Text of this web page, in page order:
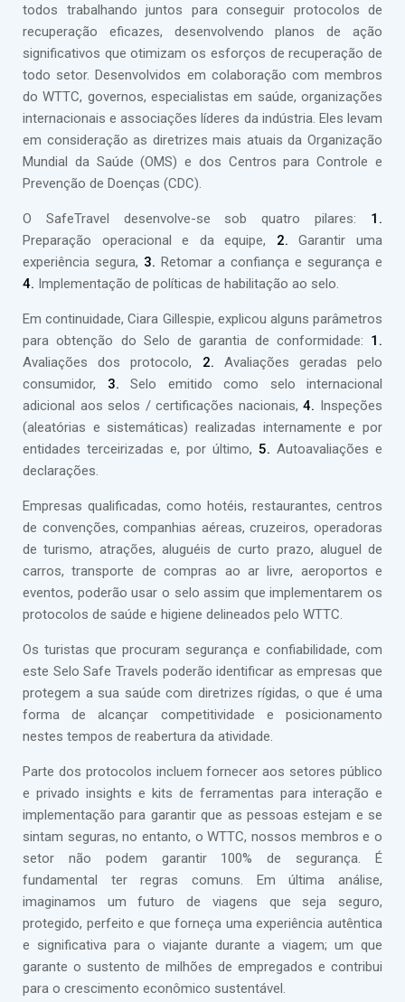
todos trabalhando juntos para conseguir protocolos de
recuperação eficazes, desenvolvendo planos de ação
significativos que otimizam os esforços de recuperação de
todo setor. Desenvolvidos em colaboração com membros
do WTTC, governos, especialistas em saúde, organizações
internacionais e associações líderes da indústria. Eles levam
em consideração as diretrizes mais atuais da Organização
Mundial da Saúde (OMS) e dos Centros para Controle e
Prevenção de Doenças (CDC).
O SafeTravel desenvolve-se sob quatro pilares: 1.
Preparação operacional e da equipe, 2. Garantir uma
experiência segura, 3. Retomar a confiança e segurança e
4. Implementação de políticas de habilitação ao selo.
Em continuidade, Ciara Gillespie, explicou alguns parâmetros
para obtenção do Selo de garantia de conformidade: 1.
Avaliações dos protocolo, 2. Avaliações geradas pelo
consumidor, 3. Selo emitido como selo internacional
adicional aos selos / certificações nacionais,4. Inspeções
(aleatórias e sistemáticas) realizadas internamente e por
entidades terceirizadas e, por último, 5. Autoavaliações e
declarações.
Empresas qualificadas, como hotéis, restaurantes, centros
de convenções, companhias aéreas, cruzeiros, operadoras
de turismo, atrações, aluguéis de curto prazo, aluguel de
carros, transporte de compras ao ar livre, aeroportos e
eventos, poderão usar o selo assim que implementarem os
protocolos de saúde e higiene delineados pelo WTTC.
Os turistas que procuram segurança e confiabilidade, com
este Selo Safe Travels poderão identificar as empresas que
protegem a sua saúde com diretrizes rígidas, o que é uma
forma de alcançar competitividade e posicionamento
nestes tempos de reabertura da atividade.
Parte dos protocolos incluem fornecer aos setores público
e privado insights e kits de ferramentas para interação e
implementação para garantir que as pessoas estejam e se
sintam seguras, no entanto, o WTTC, nossos membros e o
setor não podem garantir 100% de segurança. É
fundamental ter regras comuns. Em última análise,
imaginamos um futuro de viagens que seja seguro,
protegido, perfeito e que forneça uma experiência autêntica
e significativa para o viajante durante a viagem; um que
garante o sustento de milhões de empregados e contribui
para o crescimento econômico sustentável.